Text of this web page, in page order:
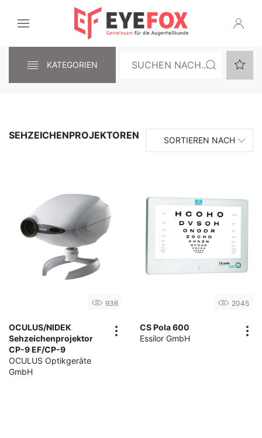
KATEGORIEN
SEHZEICHENPROJEKTOREN SORTIEREN NACH
936
OCULUS/NIDEK
Sehzeichenprojektor
CP-9 EF/CP-9
OCULUS Optikgeräte
GmbH
2045
CS Pola 600
Essilor GmbH